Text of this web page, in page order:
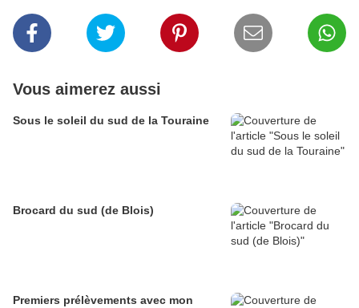
Vous aimerez aussi
Sous le soleil du sud de la Touraine
Brocard du sud (de Blois)
Premiers prélèvements avec mon